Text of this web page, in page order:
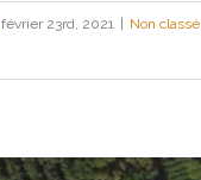
février 23rd, 2021 | Non classé